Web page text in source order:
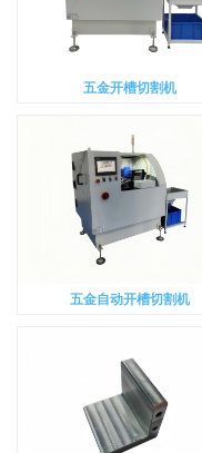
五金开槽切割机
五金自动开槽切割机